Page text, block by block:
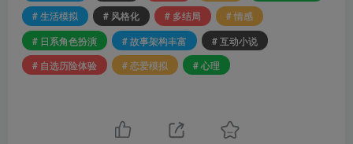
# 生活模拟
# 风格化 # 多结局
# 情感
# 日系角色扮演
# 故事架构丰富
# 互动小说
# 自选历险体验
# 恋爱模拟 # 心理